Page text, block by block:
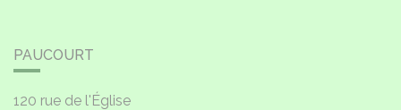
PAUCOURT
120 rue de l'Église